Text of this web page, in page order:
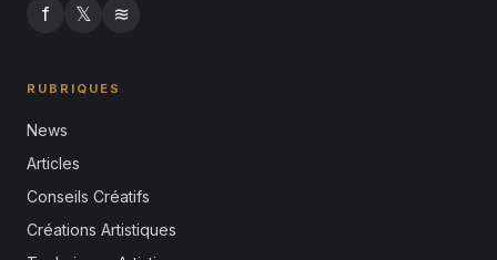
f 𝕏 ≋
RUBRIQUES
News
Articles
Conseils Créatifs
Créations Artistiques